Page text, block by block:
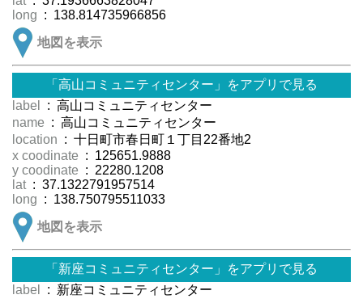
long : 138.814735966856
地図を表示
「高山コミュニティセンター」をアプリで見る
label
: 高山コミュニティセンター
name : 高山コミュニティセンター
location : 十日町市春日町１丁目22番地2
x coodinate : 125651.9888
y coodinate : 22280.1208
lat : 37.1322791957514
long : 138.750795511033
地図を表示
「新座コミュニティセンター」をアプリで見る
label
: 新座コミュニティセンター